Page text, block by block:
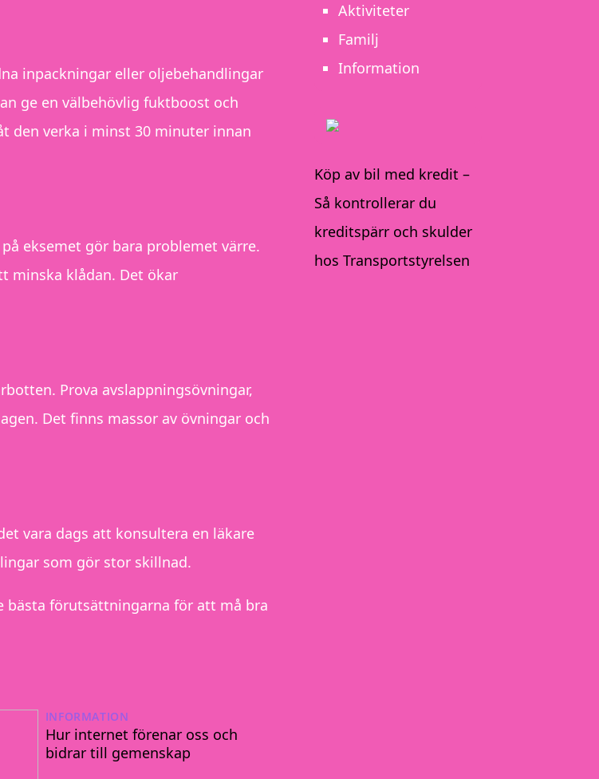
inpackningar eller oljebehandlingar
ge en välbehövlig fuktboost och
den verka i minst 30 minuter innan
eksemet gör bara problemet värre.
minska klådan. Det ökar
Prova avslappningsövningar,
Det finns massor av övningar och
vara dags att konsultera en läkare
som gör stor skillnad.
bästa förutsättningarna för att må bra
INFORMATION
Hur internet förenar oss och
bidrar till gemenskap
Aktiviteter
Familj
Information
Köp av bil med kredit –
Så kontrollerar du
kreditspärr och skulder
hos Transportstyrelsen